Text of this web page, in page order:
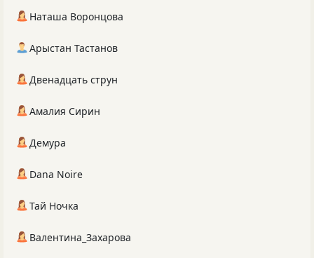
Наташа Воронцова
Арыстан Тастанов
Двенадцать струн
Амалия Сирин
Демура
Dana Noire
Тай Ночка
Валентина_Захарова